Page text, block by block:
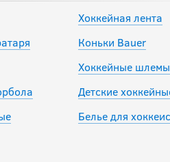
Хоккейная лента
Коньки Bauer
Хоккейные
Детские
Белье для